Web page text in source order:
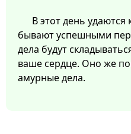
В этот день удаются
бывают успешными
дела будут
ваше сердце. Оно же
амурные дела.